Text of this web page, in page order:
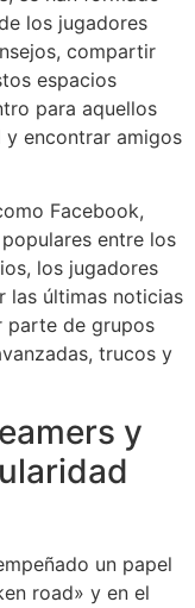
los jugadores
compartir
espacios
para aquellos
y encontrar amigos
Facebook,
entre los
los jugadores
las últimas noticias
parte de grupos
trucos y
y
un papel
road» y en el